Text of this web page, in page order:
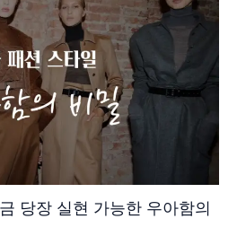
당장 실현 가능한 우아함의